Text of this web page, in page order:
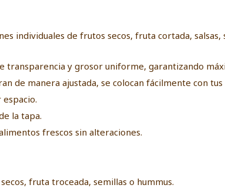
individuales de frutos secos, fruta cortada, salsas,
transparencia y grosor uniforme, garantizando
de manera ajustada, se colocan fácilmente con tus
la tapa.
frescos sin alteraciones.
fruta troceada, semillas o hummus.